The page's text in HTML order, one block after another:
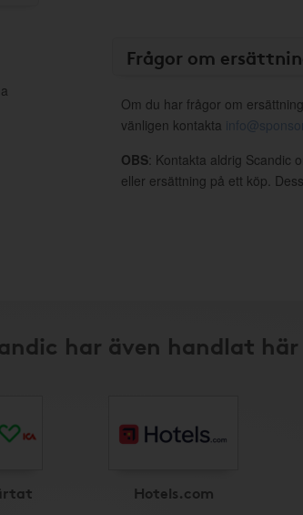
Frågor om
Om du har frågor om
vänligen kontakta
OBS: Kontakta aldrig Scandic
eller ersättning på ett köp.
har även handlat här
Hotels.com